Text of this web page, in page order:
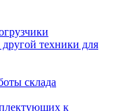
техники для
склада
к